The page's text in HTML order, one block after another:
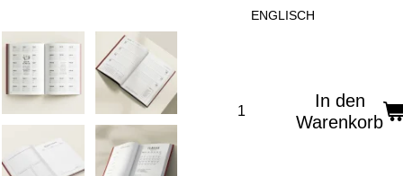
ENGLISCH
In den
Warenkorb